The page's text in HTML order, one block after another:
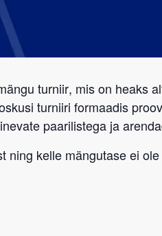
turniir, mis on heaks
turniiri formaadis
paarilistega ja
ning kelle mängutase ei